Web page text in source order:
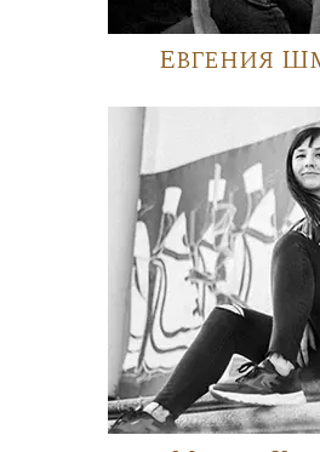
Евгения